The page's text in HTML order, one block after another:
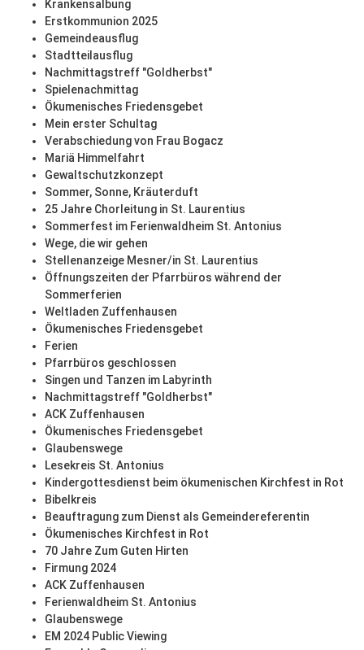
Krankensalbung
Erstkommunion 2025
Gemeindeausflug
Stadtteilausflug
Nachmittagstreff "Goldherbst"
Spielenachmittag
Ökumenisches Friedensgebet
Mein erster Schultag
Verabschiedung von Frau Bogacz
Mariä Himmelfahrt
Gewaltschutzkonzept
Sommer, Sonne, Kräuterduft
25 Jahre Chorleitung in St. Laurentius
Sommerfest im Ferienwaldheim St. Antonius
Wege, die wir gehen
Stellenanzeige Mesner/in St. Laurentius
Öffnungszeiten der Pfarrbüros während der
Sommerferien
Weltladen Zuffenhausen
Ökumenisches Friedensgebet
Ferien
Pfarrbüros geschlossen
Singen und Tanzen im Labyrinth
Nachmittagstreff "Goldherbst"
ACK Zuffenhausen
Ökumenisches Friedensgebet
Glaubenswege
Lesekreis St. Antonius
Kindergottesdienst beim ökumenischen Kirchfest in Rot
Bibelkreis
Beauftragung zum Dienst als Gemeindereferentin
Ökumenisches Kirchfest in Rot
70 Jahre Zum Guten Hirten
Firmung 2024
ACK Zuffenhausen
Ferienwaldheim St. Antonius
Glaubenswege
EM 2024 Public Viewing